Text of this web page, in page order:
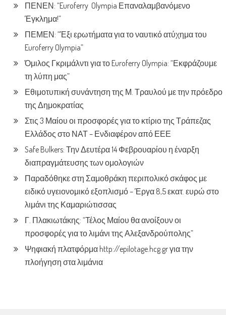
ΠΕΝΕΝ: “Euroferry Olympia Επαναλαμβανόμενο
Έγκλημα!”
ΠΕΜΕΝ: “Έξι ερωτήματα για το ναυτικό ατύχημα του
Euroferry Olympia”
Όμιλος Γκριμάλντι για το Euroferry Olympia: “Εκφράζουμε
τη λύπη μας”
Εθιμοτυπική συνάντηση της Μ. Τραυλού με την πρόεδρο
της Δημοκρατίας
Στις 3 Μαίου οι προσφορές για το κτίριο της Τράπεζας
Ελλάδος στο ΝΑΤ – Ενδιαφέρον από ΕΕΕ
Safe Bulkers: Την Δευτέρα 14 Φεβρουαρίου η έναρξη
διαπραγμάτευσης των ομολογιών
Παραδόθηκε στη Σαμοθράκη περιπολικό σκάφος με
ειδικό υγειονομικό εξοπλισμό – Έργα 8,5 εκατ. ευρώ στο
λιμάνι της Καμαριώτισσας
Γ. Πλακιωτάκης: “Τέλος Μαίου θα ανοίξουν οι
προσφορές για το λιμάνι της Αλεξανδρούπολης”
Ψηφιακή πλατφόρμα http://epilotage.hcg.gr για την
πλοήγηση στα λιμάνια